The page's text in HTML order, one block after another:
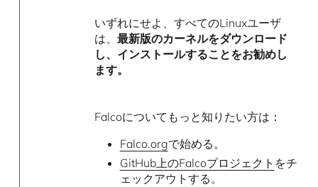
いずれにせよ、すべてのLinuxユーザ
は、最新版のカーネルをダウンロード
し、インストールすることをお勧めし
ます。
Falcoについてもっと知りたい方は：
Falco.orgで始める。
GitHub上のFalcoプロジェクト をチ
ェックアウトする。